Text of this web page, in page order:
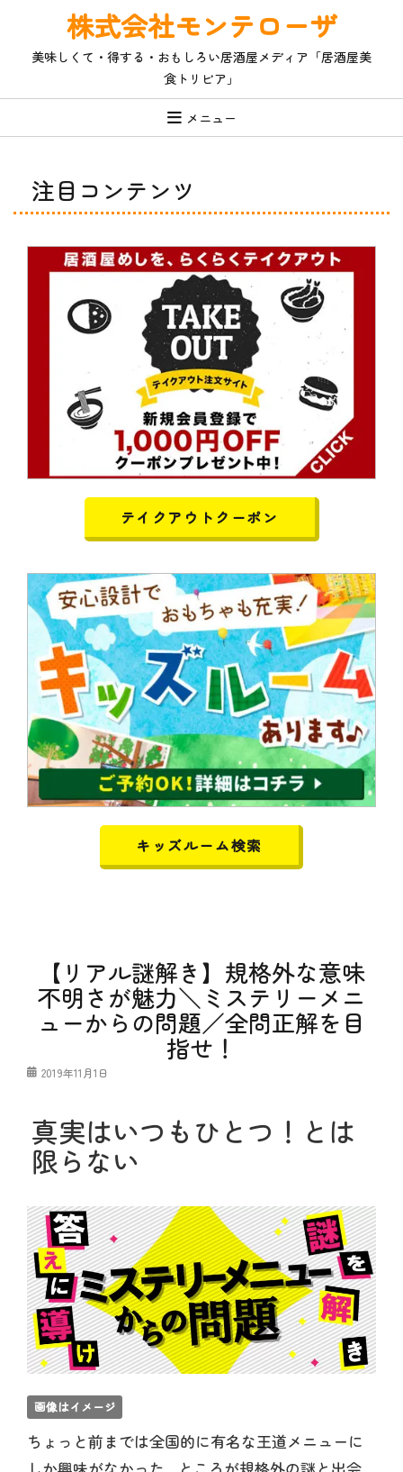
へ
キ
株式会社モンテローザ
美味しくて・得する・おもしろい居酒屋メディア「居酒屋美
食トリビア」
メニュー
注目コンテンツ
テイクアウトクーポン
キッズルーム検索
【リアル謎解き】規格外な意味
不明さが魅力＼ミステリーメニ
ューからの問題／全問正解を目
指せ！
投 2019年11月1日
真実はいつもひとつ！とは
限らない
画像はイメージ
ちょっと前までは全国的に有名な王道メニューに